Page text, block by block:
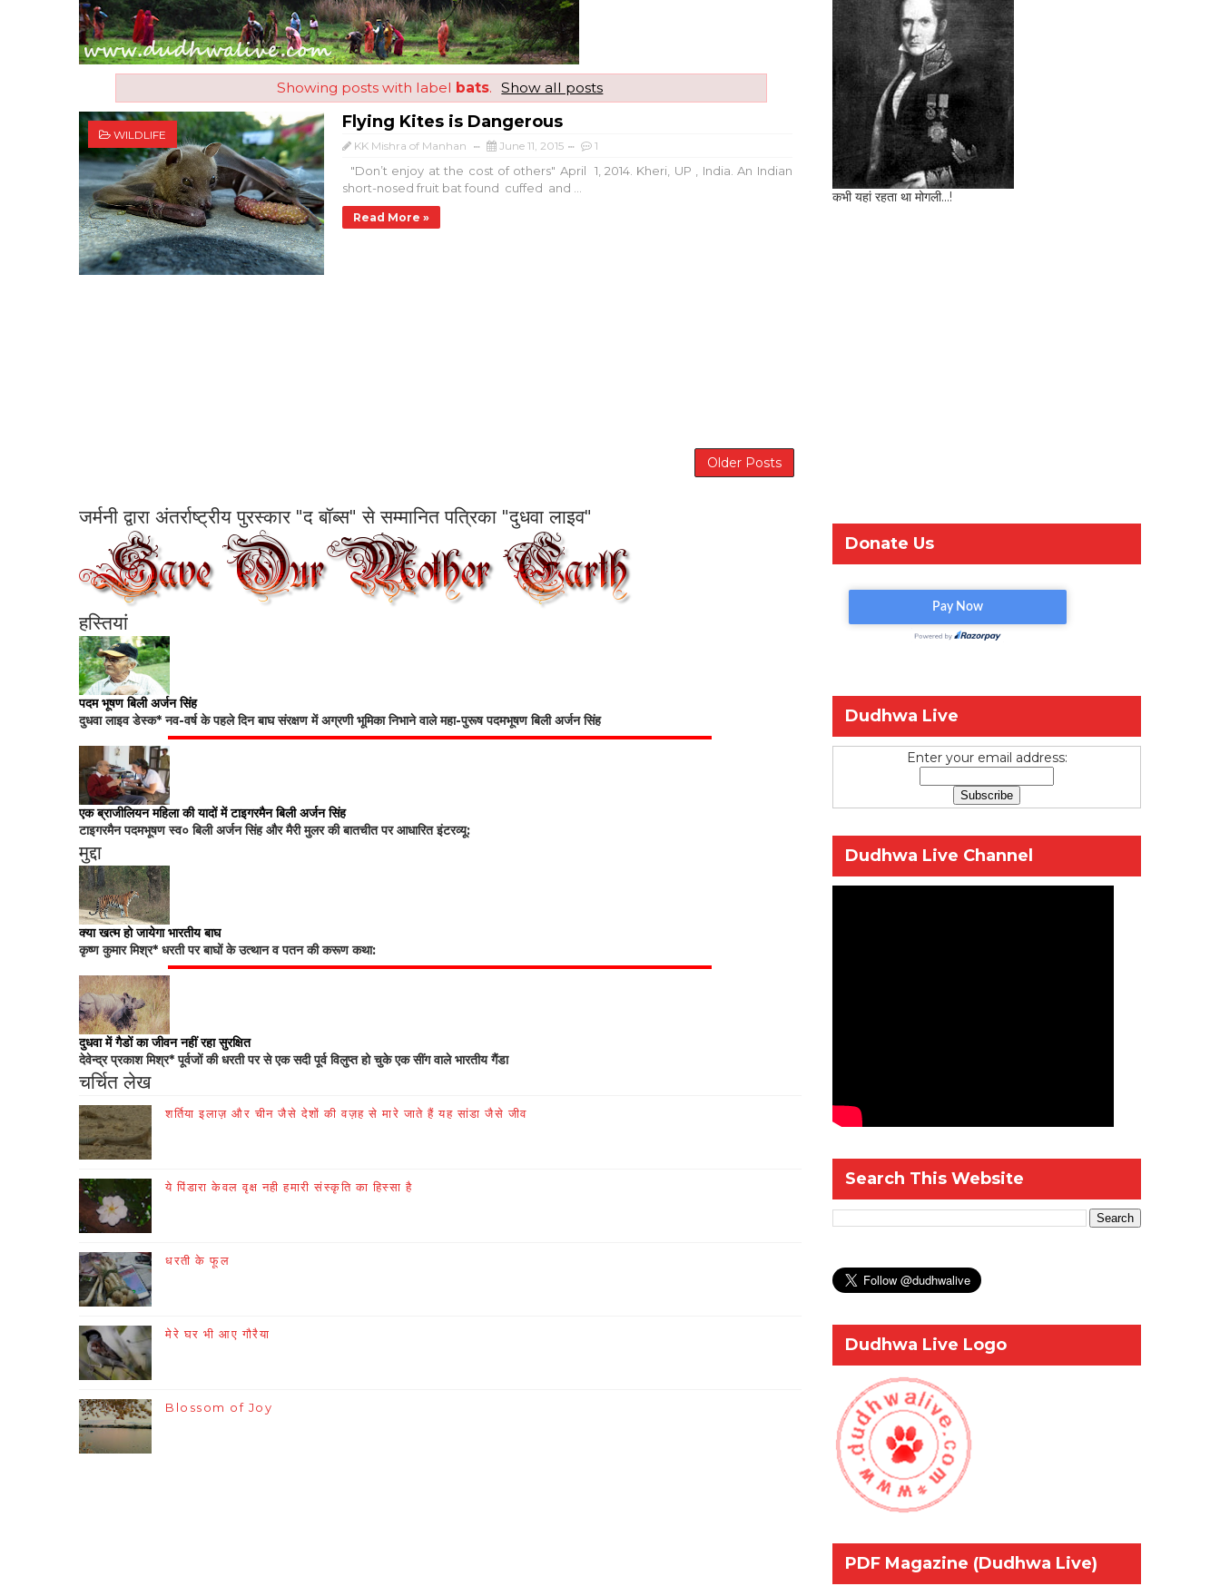
Showing posts with label bats. Show all posts
WILDLIFE
Flying Kites is Dangerous
KK Mishra of Manhan June 11, 2015 1
"Don’t enjoy at the cost of others" April 1, 2014. Kheri, UP , India. An Indian
short-nosed fruit bat found cuffed and ...
Read More »
Older Posts
जर्मनी द्वारा अंतर्राष्ट्रीय पुरस्कार "द बॉब्स" से सम्मानित पत्रिका "दुधवा लाइव"
हस्तियां
पदम भूषण बिली अर्जन सिंह
दुधवा लाइव डेस्क* नव-वर्ष के पहले दिन बाघ संरक्षण में अग्रणी भूमिका निभाने वाले महा-पुरूष पदमभूषण बिली अर्जन सिंह
एक ब्राजीलियन महिला की यादों में टाइगरमैन बिली अर्जन सिंह
टाइगरमैन पदमभूषण स्व० बिली अर्जन सिंह और मैरी मुलर की बातचीत पर आधारित इंटरव्यू:
मुद्दा
क्या खत्म हो जायेगा भारतीय बाघ
कृष्ण कुमार मिश्र* धरती पर बाघों के उत्थान व पतन की करूण कथा:
दुधवा में गैडों का जीवन नहीं रहा सुरक्षित
देवेन्द्र प्रकाश मिश्र* पूर्वजों की धरती पर से एक सदी पूर्व विलुप्त हो चुके एक सींग वाले भारतीय गैंडा
चर्चित लेख
शर्तिया इलाज़ और चीन जैसे देशों की वज़ह से मारे जाते हैं यह सांडा जैसे जीव
ये पिंडारा केवल वृक्ष नही हमारी संस्कृति का हिस्सा है
धरती के फूल
मेरे घर भी आए गौरैया
Blossom of Joy
कभी यहां रहता था मोगली...!
Donate Us
Dudhwa Live
Enter your email address:
Dudhwa Live Channel
Search This Website
Dudhwa Live Logo
PDF Magazine (Dudhwa Live)